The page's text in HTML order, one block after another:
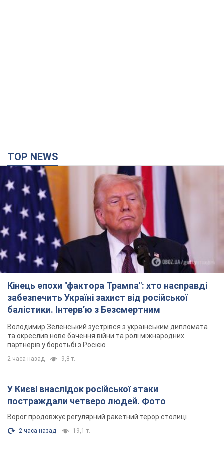
Володимир Зеленський зустрівся з українським дипломата
та окреслив нове бачення війни та ролі міжнародних
партнерів у боротьбі з Росією
2 часа назад
У Києві внаслідок російської атаки
постраждали четверо людей. Фото
Ворог продовжує регулярний ракетний терор столиці
2 часа назад
Росіяни атакували дроном лікарню у Херсоні:
постраждали медпрацівниці
за добу
9 часов назад 4,1 т.